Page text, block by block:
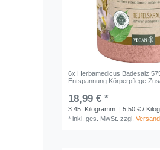
6x Herbamedicus Badesalz
Entspannung Körperpflege
18,99 € *
3.45 Kilogramm
| 5,50 € /
*inkl. ges. MwSt. zzgl.